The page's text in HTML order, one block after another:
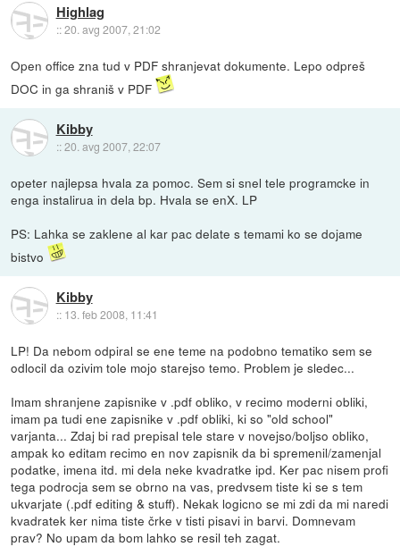
Highlag
::20. avg 2007, 21:02
Open office zna tud v PDF shranjevat dokumente. Lepo odpreš
DOC in ga shraniš v PDF
Kibby
::20. avg 2007, 22:07
opeter najlepsa hvala za pomoc. Sem si snel tele programcke in
enga instalirua in dela bp. Hvala se enX. LP
PS: Lahka se zaklene al kar pac delate s temami ko se dojame
bistvo
Kibby
:: 13. feb 2008, 11:41
LP! Da nebom odpiral se ene teme na podobno tematiko sem se
odlocil da ozivim tole mojo starejso temo. Problem je sledec...
Imam shranjene zapisnike v .pdf obliko, v recimo moderni obliki,
imam pa tudi ene zapisnike v .pdf obliki, ki so "old school"
varjanta... Zdaj bi rad prepisal tele stare v novejso/boljso obliko,
ampak ko editam recimo en nov zapisnik da bi spremenil/zamenjal
podatke, imena itd. mi dela neke kvadratke ipd. Ker pac nisem profi
tega podrocja sem se obrno na vas, predvsem tiste ki se s tem
ukvarjate (.pdf editing & stuff). Nekak logicno se mi zdi da mi naredi
kvadratek ker nima tiste črke v tisti pisavi in barvi. Domnevam
prav? No upam da bom lahko se resil teh zagat.